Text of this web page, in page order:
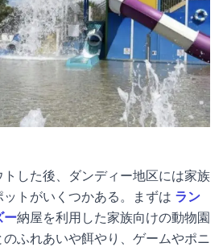
した後、ダンディー地区には家族
トがいくつかある。まずは ラン
ー納屋を利用した家族向けの動物園
ふれあいや餌やり、ゲームやポニ